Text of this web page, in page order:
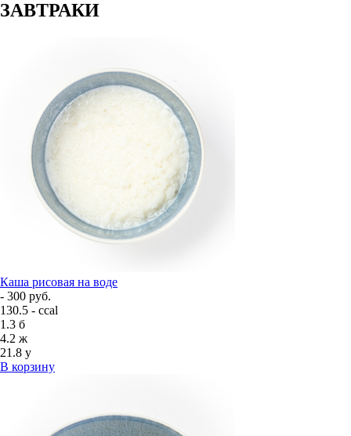
ЗАВТРАКИ
Каша рисовая на воде
- 300 руб.
130.5 - ccal
1.3 б
4.2 ж
21.8 у
В корзину